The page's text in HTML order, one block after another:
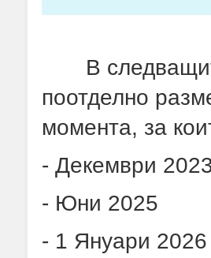
В
поотделно
момента, за
- Декември
- Юни 2025
- 1 Януари 2026